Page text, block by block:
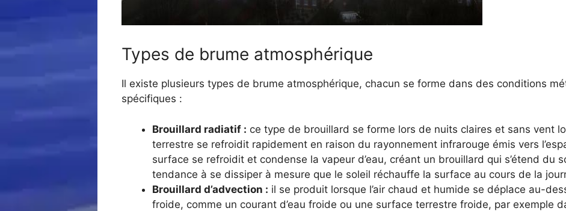
Types de brume atmosphérique
Il existe plusieurs types de brume atmosphérique, chacun se forme dans des conditions
spécifiques :
Brouillard radiatif : ce type de brouillard se forme lors de nuits claires et sans vent
terrestre se refroidit rapidement en raison du rayonnement infrarouge émis vers
surface se refroidit et condense la vapeur d’eau, créant un brouillard qui s’étend du
tendance à se dissiper à mesure que le soleil réchauffe la surface au cours de la
Brouillard d’advection : il se produit lorsque l’air chaud et humide se déplace au-
froide, comme un courant d’eau froide ou une surface terrestre froide, par exemple